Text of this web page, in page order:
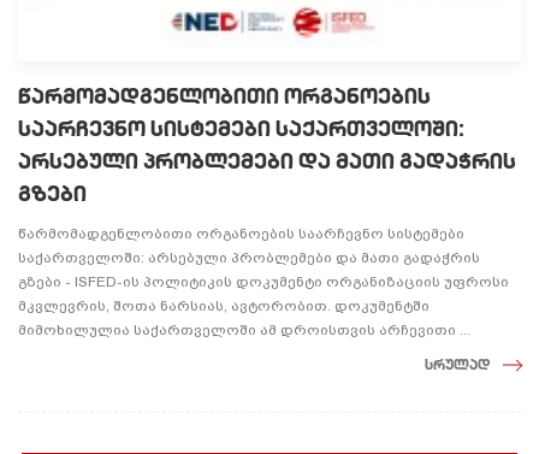
წარმომადგენლობითი ორგანოების
საარჩევნო სისტემები საქართველოში:
არსებული პრობლემები და მათი გადაჭრის
გზები
წარმომადგენლობითი ორგანოების საარჩევნო სისტემები
საქართველოში: არსებული პრობლემები და მათი გადაჭრის
გზები - ISFED-ის პოლიტიკის დოკუმენტი ორგანიზაციის უფროსი
მკვლევრის, შოთა ნარსიას, ავტორობით. დოკუმენტში
მიმოხილულია საქართველოში ამ დროისთვის არჩევითი ...
სრულად